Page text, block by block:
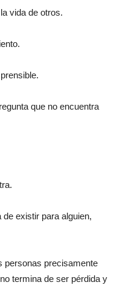
vida de otros.
que no encuentra
existir para alguien,
personas precisamente
termina de ser pérdida y